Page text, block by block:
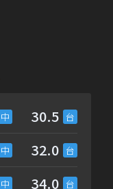
30.5
32.0
34.0